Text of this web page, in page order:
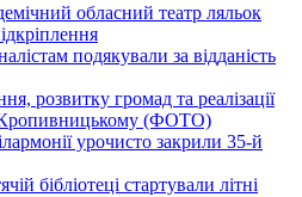
обласний театр ляльок
подякували за відданість
розвитку громад та реалізації
Кропивницькому (ФОТО)
урочисто закрили 35-й
бібліотеці стартували літні